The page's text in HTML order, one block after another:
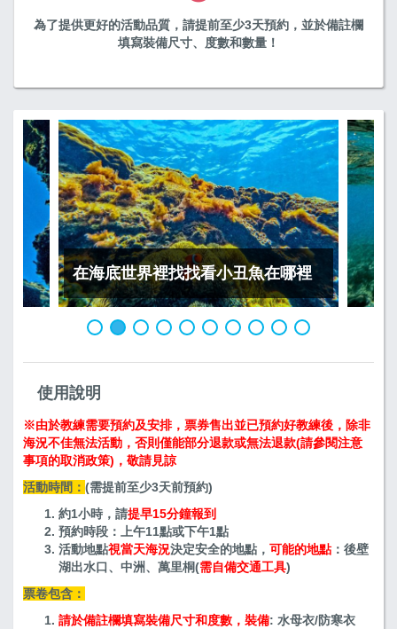
為了提供更好的活動品質，請提前至少3天預約，並於備註欄
填寫裝備尺寸、度數和數量！
在海底世界裡找找看小丑魚在哪裡
使用說明
※由於教練需要預約及安排，票券售出並已預約好教練後，除非
海況不佳無法活動，否則僅能部分退款或無法退款(請參閱注意
事項的取消政策)，敬請見諒
活動時間： (需提前至少3天前預約)
約1小時，請提早15分鐘報到
預約時段：上午11點或下午1點
活動地點視當天海況決定安全的地點， 可能的地點：後壁
湖出水口、中洲、萬里桐(需自備交通工具)
票卷包含：
請於備註欄填寫裝備尺寸和度數，裝備: 水母衣/防寒衣